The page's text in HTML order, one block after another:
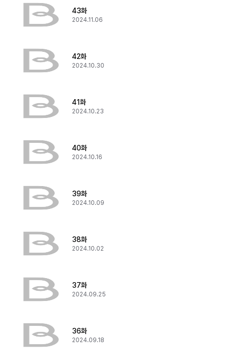
43화
2024.11.06
42화
2024.10.30
41화
2024.10.23
40화
2024.10.16
39화
2024.10.09
38화
2024.10.02
37화
2024.09.25
36화
2024.09.18